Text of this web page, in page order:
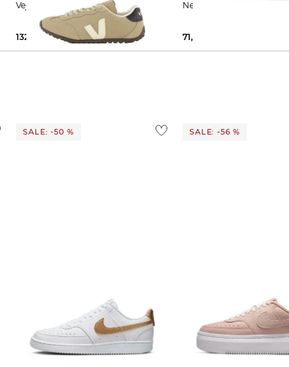
Veja | Damen Sneaker GT
132,35 € 135,00 €
New Balance |
71,89 €
SALE: -50 %
Nike Sportswear | Damen Sneaker
COURT VISION LOW NEXT NATURE
SALE: -56 %
Nike Sportswear | Damen Sneaker
COURT VISION ALTA